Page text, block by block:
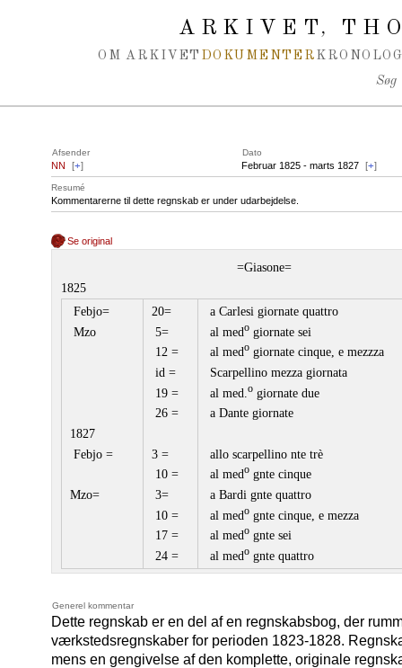
ARKIVET,
OM ARKIVET DOKUMENTER
Søg
Afsender Dato
NN [+] Februar 1825 - marts 1827 [+]
Resumé
Kommentarerne til dette regnskab er under udarbejdelse.
Se original
=Giasone=
1825
Febjo=
Mzo
1827
Febjo =
Mzo=
20=
5=
12 =
id =
19 =
26 =
3 =
10 =
3=
10 =
17 =
24 =
a Carlesi giornate quattro
al medo giornate sei
al medo giornate cinque, e mezzza
Scarpellino mezza giornata
al med. o giornate due
a Dante giornate
allo scarpellino nte trè
al medo gnte cinque
a Bardi gnte quattro
al medo gnte cinque, e mezza
al medo gnte sei
al medo gnte quattro
Generel kommentar
Dette regnskab er en del af en regnskabsbog, der
værkstedsregnskaber for perioden 1823-1828.
mens en gengivelse af den komplette, originale